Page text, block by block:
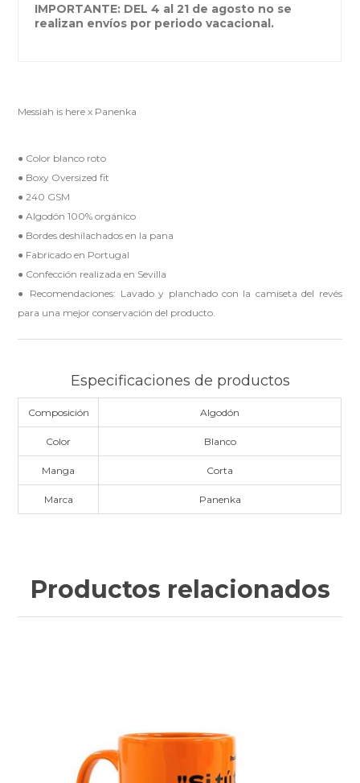
IMPORTANTE: DEL 4 al 21 de agosto no se
realizan envíos por periodo vacacional.
Messiah is here x Panenka
● Color blanco roto
● Boxy Oversized fit
● 240 GSM
● Algodón 100% orgánico
● Bordes deshilachados en la pana
● Fabricado en Portugal
● Confección realizada en Sevilla
● Recomendaciones: Lavado y planchado con la camiseta del revés
para una mejor conservación del producto.
Especificaciones de productos
Composición Algodón
Color Blanco
Manga Corta
Marca Panenka
Productos relacionados